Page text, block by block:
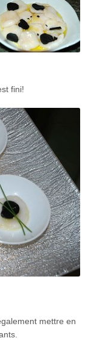
fini!
mettre en